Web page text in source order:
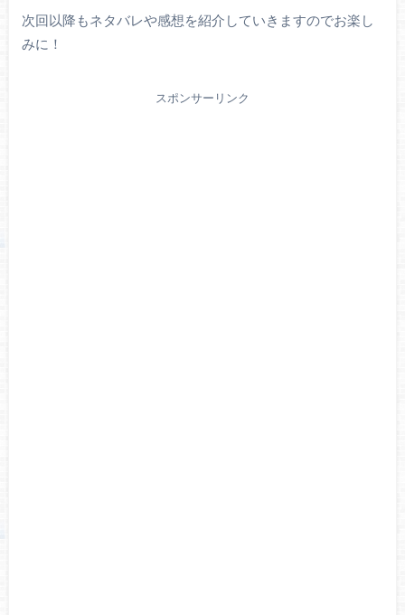
次回以降もネタバレや感想を紹介していきますのでお楽し
みに！
スポンサーリンク